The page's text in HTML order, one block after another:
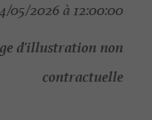
05/2026 à 12:00:00
d'illustration non
contractuelle